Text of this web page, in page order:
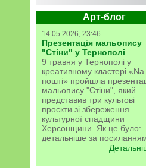
Арт-блог
14.05.2026, 23:46
Презентація мальопису
"Стіни" у Тернополі
9 травня у Тернополі у
креативному кластері «Na
пошті» пройшла
мальопису "Стіни", який
представив три культові
проєкти зі збереження
культурної спадщини
Херсонщини. Як це було:
детальніше за